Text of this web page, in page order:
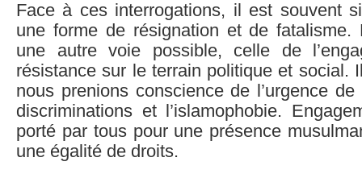
Face à ces interrogations, il est souvent
une forme de résignation et de fatalisme.
une autre voie possible, celle de
résistance sur le terrain politique et social.
nous prenions conscience de l’urgence
discriminations et l’islamophobie.
porté par tous pour une présence
une égalité de droits.